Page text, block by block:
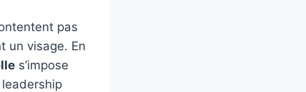
pas
un visage. En
s’impose